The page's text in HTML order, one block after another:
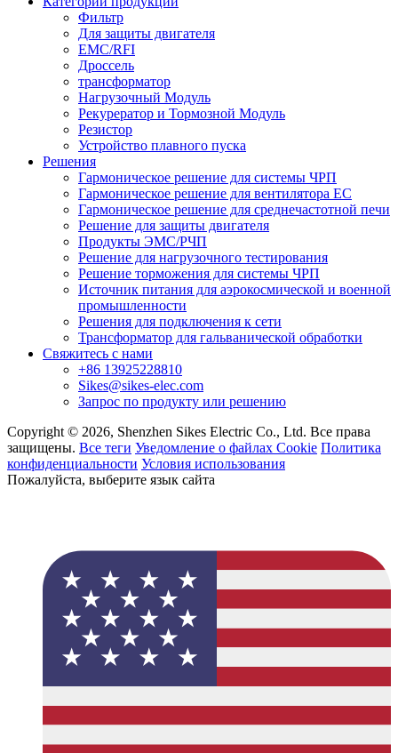
Фильтр
Для защиты двигателя
EMC/RFI
Дроссель
трансформатор
Нагрузочный Модуль
Рекурератор и Тормозной Модуль
Резистор
Устройство плавного пуска
Решения
Гармоническое решение для системы ЧРП
Гармоническое решение для вентилятора EC
Гармоническое решение для среднечастотной печи
Решение для защиты двигателя
Продукты ЭМС/РЧП
Решение для нагрузочного тестирования
Решение торможения для системы ЧРП
Источник питания для аэрокосмической и военной
промышленности
Решения для подключения к сети
Трансформатор для гальванической обработки
Свяжитесь с нами
+86 13925228810
Sikes@sikes-elec.com
Запрос по продукту или решению
Copyright © 2026, Shenzhen Sikes Electric Co., Ltd. Все права
защищены. Все теги Уведомление о файлах Cookie Политика
конфиденциальности Условия использования
Пожалуйста, выберите язык сайта